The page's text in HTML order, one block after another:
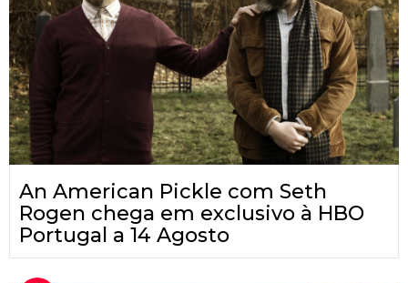
An American Pickle com Seth
Rogen chega em exclusivo à HBO
Portugal a 14 Agosto